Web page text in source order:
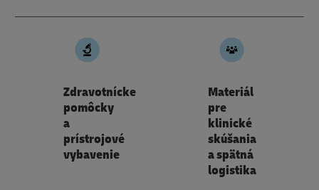
Zdravotnícke
pomôcky
a
prístrojové
vybavenie
Materiál
pre
klinické
skúšania
a spätná
logistika